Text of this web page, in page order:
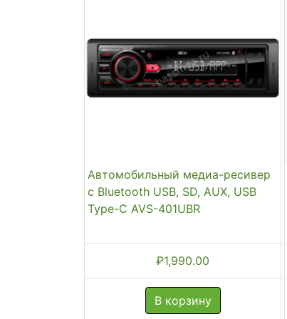
Автомобильный медиа-ресивер
с Bluetooth USB, SD, AUX, USB
Type-C AVS-401UBR
₽1,990.00
В корзину